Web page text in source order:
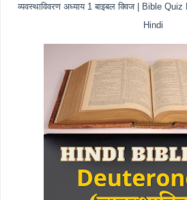
व्यवस्थाविवरण अध्याय 1 बाइबल क्विज | Bible
Hindi